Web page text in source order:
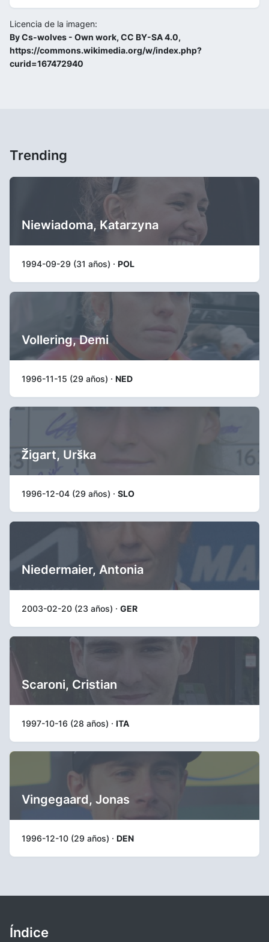
Licencia de la imagen:
By Cs-wolves - Own work, CC BY-SA 4.0,
https://commons.wikimedia.org/w/index.php?
curid=167472940
Trending
Niewiadoma, Katarzyna
1994-09-29 (31 años) · POL
Vollering, Demi
1996-11-15 (29 años) · NED
Žigart, Urška
1996-12-04 (29 años) · SLO
Niedermaier, Antonia
2003-02-20 (23 años) · GER
Scaroni, Cristian
1997-10-16 (28 años) · ITA
Vingegaard, Jonas
1996-12-10 (29 años) · DEN
Índice